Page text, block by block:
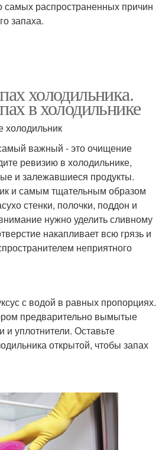
самых распространенных причин
запаха.
холодильника.
в холодильнике
холодильник
важный - это очищение
ревизию в холодильнике,
и залежавшиеся продукты.
и самым тщательным образом
стенки, полочки, поддон и
нужно уделить сливному
накапливает всю грязь и
неприятного
с водой в равных пропорциях.
предварительно вымытые
и уплотнители. Оставьте
открытой, чтобы запах